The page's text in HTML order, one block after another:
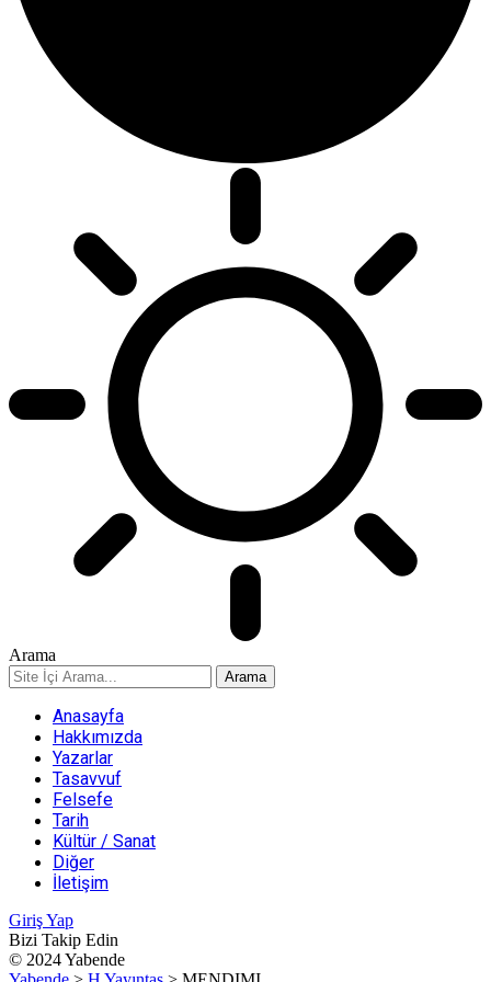
Arama
Anasayfa
Hakkımızda
Yazarlar
Tasavvuf
Felsefe
Tarih
Kültür / Sanat
Diğer
İletişim
Giriş Yap
Bizi Takip Edin
© 2024 Yabende